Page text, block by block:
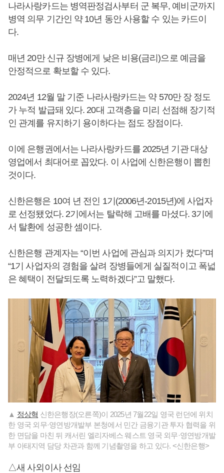
나라사랑카드는 병역판정검사부터 군 복무, 예비군까지
병역 의무 기간인 약 10년 동안 사용할 수 있는 카드이
다.
매년 20만 신규 장병에게 낮은 비용(금리)으로 예금을
안정적으로 확보할 수 있다.
2024년 12월 말 기준 나라사랑카드는 약 570만 장 정도
가 누적 발급돼 있다. 20대 고객층을 미리 선점해 장기적
인 관계를 유지하기 용이하다는 점도 장점이다.
이에 은행권에서는 나라사랑카드를 2025년 기관 대상
영업에서 최대어로 꼽았다. 이 사업에 신한은행이 뽑힌
것이다.
신한은행은 10여 년 전인 1기(2006년-2015년)에 사업자
로 선정됐었다. 2기에서는 탈락해 고배를 마셨다. 3기에
서 탈환에 성공한 셈이다.
신한은행 관계자는 “이번 사업에 관심과 의지가 컸다”며
“1기 사업자의 경험을 살려 장병들에게 실질적이고 폭넓
은 혜택이 전달되도록 노력하겠다”고 말했다.
▲ 정상혁 신한은행장(오른쪽)이 2025년 7월22일 영국 런던에 위치
한 영국 외무·영연방개발부 본청에서 민간 금융기관 투자 협력을 위
한 면담을 마친 뒤 캐서린 엘리자베스 웨스트 영국 외무·영연방개발
부 아태지역 담당 차관과 함께 기념촬영을 하고 있다. <신한은행>
△새 사외이사 선임